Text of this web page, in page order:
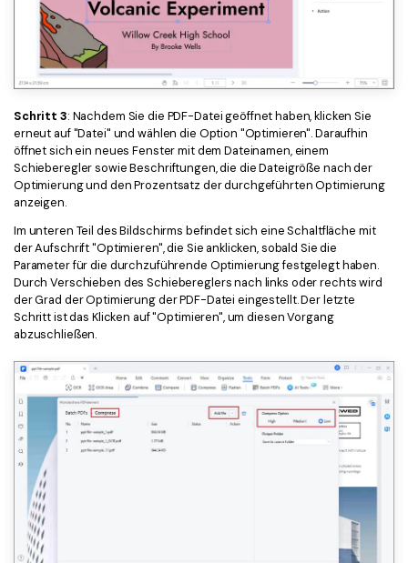
Schritt 3: Nachdem Sie die PDF-Datei geöffnet haben, klicken Sie
erneut auf "Datei" und wählen die Option "Optimieren". Daraufhin
öffnet sich ein neues Fenster mit dem Dateinamen, einem
Schieberegler sowie Beschriftungen, die die Dateigröße nach der
Optimierung und den Prozentsatz der durchgeführten Optimierung
anzeigen.
Im unteren Teil des Bildschirms befindet sich eine Schaltfläche mit
der Aufschrift "Optimieren", die Sie anklicken, sobald Sie die
Parameter für die durchzuführende Optimierung festgelegt haben.
Durch Verschieben des Schiebereglers nach links oder rechts wird
der Grad der Optimierung der PDF-Datei eingestellt. Der letzte
Schritt ist das Klicken auf "Optimieren", um diesen Vorgang
abzuschließen.